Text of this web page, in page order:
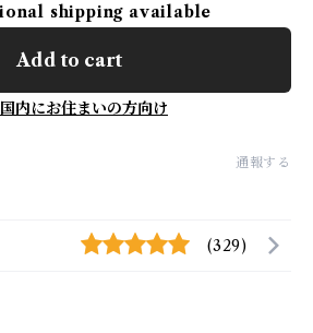
shipping available
Add to cart
内にお住まいの方向け
通報する
(329)